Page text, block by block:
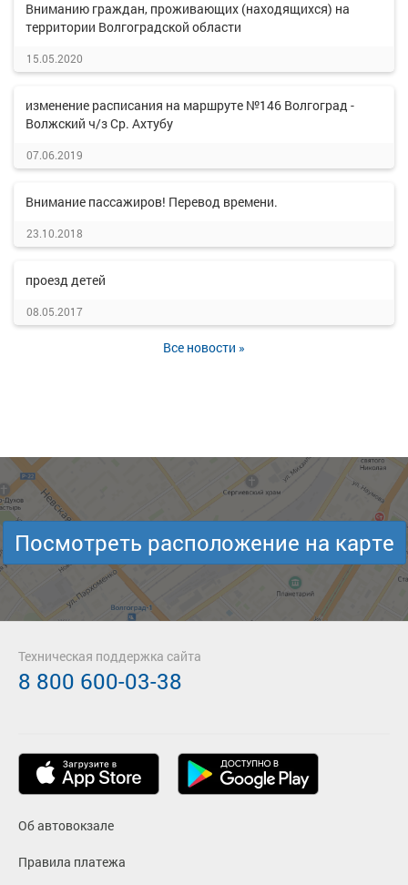
Вниманию граждан, проживающих (находящихся) на
территории Волгоградской области
15.05.2020
изменение расписания на маршруте №146 Волгоград -
Волжский ч/з Ср. Ахтубу
07.06.2019
Внимание пассажиров! Перевод времени.
23.10.2018
проезд детей
08.05.2017
Все новости »
Посмотреть расположение на карте
Об автовокзале
Правила платежа
Техническая поддержка сайта
8 800 600-03-38